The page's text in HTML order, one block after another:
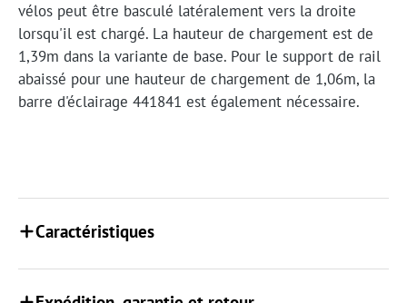
vélos peut être basculé latéralement vers la droite
lorsqu'il est chargé. La hauteur de chargement est de
1,39m dans la variante de base. Pour le support de rail
abaissé pour une hauteur de chargement de 1,06m, la
barre d'éclairage 441841 est également nécessaire.
Caractéristiques